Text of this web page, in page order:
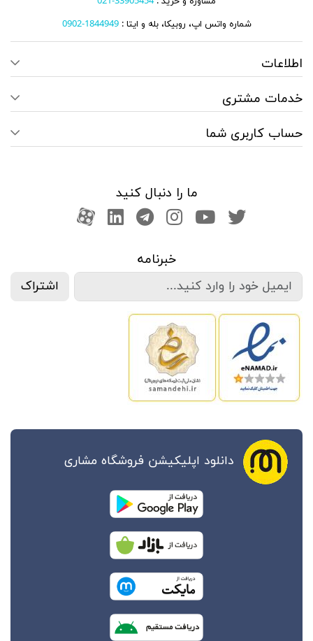
شماره واتس اپ، روبیکا، بله و ایتا : 1844949-0902
اطلاعات
خدمات مشتری
حساب کاربری شما
ما را دنبال کنید
صفحه تویتر
کانال یوتوب
اینستاگرام
کانال تلگرام
کانال لینکدین
آپارات
خبرنامه
اشتراک
دانلود اپلیکیشن فروشگاه مشاری